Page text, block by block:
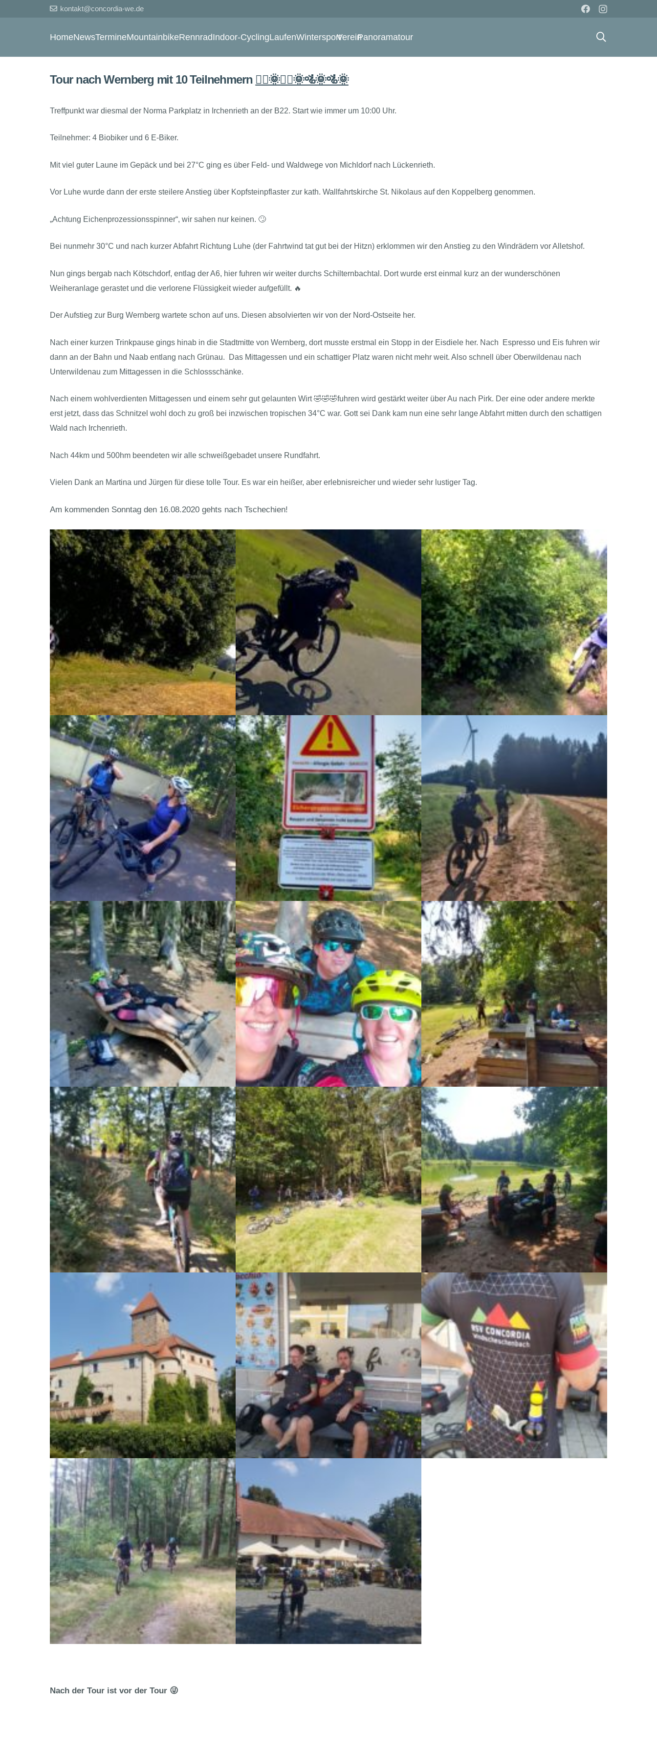
kontakt@concordia-we.de
HomeNewsTermineMountainbikeRennradIndoor-CyclingLaufenWintersportVereinPanoramatour
Tour nach Wernberg mit 10 Teilnehmern 🚵‍♀️🌞🚵‍♀️🌞🚵🌞🚵🌞
Treffpunkt war diesmal der Norma Parkplatz in Irchenrieth an der B22. Start wie immer um 10:00 Uhr.
Teilnehmer: 4 Biobiker und 6 E-Biker.
Mit viel guter Laune im Gepäck und bei 27°C ging es über Feld- und Waldwege von Michldorf nach Lückenrieth.
Vor Luhe wurde dann der erste steilere Anstieg über Kopfsteinpflaster zur kath. Wallfahrtskirche St. Nikolaus auf den Koppelberg genommen.
„Achtung Eichenprozessionsspinner“, wir sahen nur keinen. 🙄
Bei nunmehr 30°C und nach kurzer Abfahrt Richtung Luhe (der Fahrtwind tat gut bei der Hitzn) erklommen wir den Anstieg zu den Windrädern vor Alletshof.
Nun gings bergab nach Kötschdorf, entlag der A6, hier fuhren wir weiter durchs Schilternbachtal. Dort wurde erst einmal kurz an der wunderschönen
Weiheranlage gerastet und die verlorene Flüssigkeit wieder aufgefüllt. 🔥
Der Aufstieg zur Burg Wernberg wartete schon auf uns. Diesen absolvierten wir von der Nord-Ostseite her.
Nach einer kurzen Trinkpause gings hinab in die Stadtmitte von Wernberg, dort musste erstmal ein Stopp in der Eisdiele her. Nach Espresso und Eis fuhren wir
dann an der Bahn und Naab entlang nach Grünau. Das Mittagessen und ein schattiger Platz waren nicht mehr weit. Also schnell über Oberwildenau nach
Unterwildenau zum Mittagessen in die Schlossschänke.
Nach einem wohlverdienten Mittagessen und einem sehr gut gelaunten Wirt 🤣🤣🤣fuhren wird gestärkt weiter über Au nach Pirk. Der eine oder andere merkte
erst jetzt, dass das Schnitzel wohl doch zu groß bei inzwischen tropischen 34°C war. Gott sei Dank kam nun eine sehr lange Abfahrt mitten durch den schattigen
Wald nach Irchenrieth.
Nach 44km und 500hm beendeten wir alle schweißgebadet unsere Rundfahrt.
Vielen Dank an Martina und Jürgen für diese tolle Tour. Es war ein heißer, aber erlebnisreicher und wieder sehr lustiger Tag.
Am kommenden Sonntag den 16.08.2020 gehts nach Tschechien!
Nach der Tour ist vor der Tour 😜